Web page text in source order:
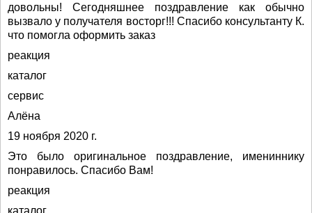
довольны! Сегодняшнее поздравление как обычно
вызвало у получателя восторг!!! Спасибо консультанту К.
что помогла оформить заказ
реакция
каталог
сервис
Алёна
19 ноября 2020 г.
Это было оригинальное поздравление, имениннику
понравилось. Спасибо Вам!
реакция
каталог